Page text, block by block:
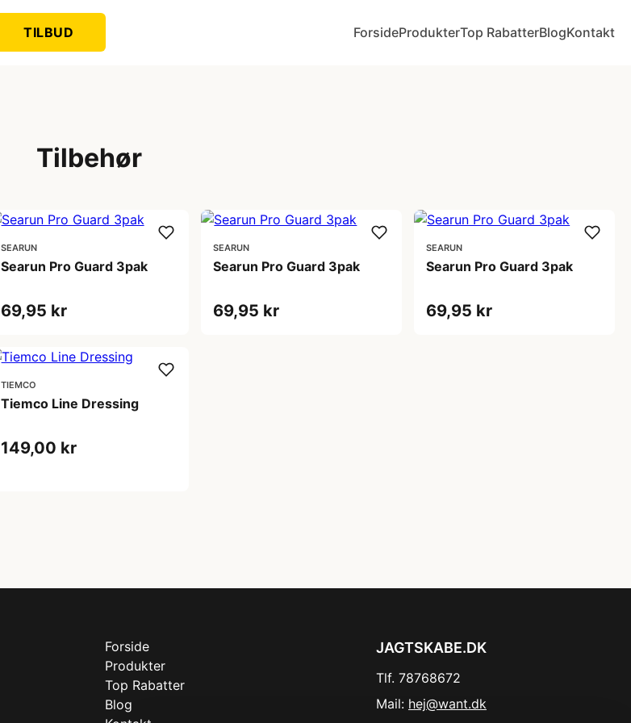
TILBUD ForsideProdukterTop RabatterBlogKontakt
Tilbehør
SEARUN
Searun Pro Guard 3pak
69,95 kr
SEARUN
Searun Pro Guard 3pak
69,95 kr
SEARUN
Searun Pro Guard 3pak
69,95 kr
TIEMCO
Tiemco Line Dressing
149,00 kr
Forside
Produkter
Top Rabatter
Blog
JAGTSKABE.DK
Tlf. 78768672
Mail: hej@want.dk